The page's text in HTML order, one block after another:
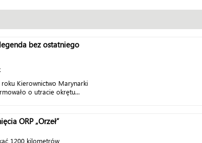
legenda bez ostatniego
roku Kierownictwo Marynarki
o utracie okrętu...
ORP „Orzeł”
1200 kilometrów